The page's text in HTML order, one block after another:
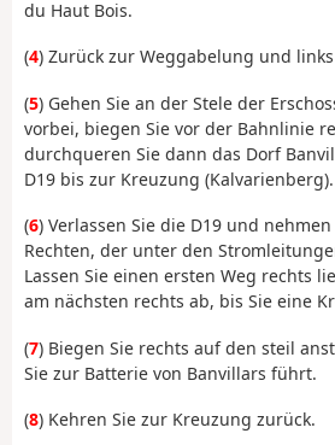
du Haut Bois.
(4) Zurück zur Weggabelung und
(5) Gehen Sie an der Stele der
vorbei, biegen Sie vor der Bahnlinie
durchqueren Sie dann das Dorf
D19 bis zur Kreuzung (Kalvarienberg).
(6) Verlassen Sie die D19 und
Rechten, der unter den
Lassen Sie einen ersten Weg rechts
am nächsten rechts ab, bis Sie eine
(7) Biegen Sie rechts auf den steil
Sie zur Batterie von Banvillars führt.
(8) Kehren Sie zur Kreuzung zurück.